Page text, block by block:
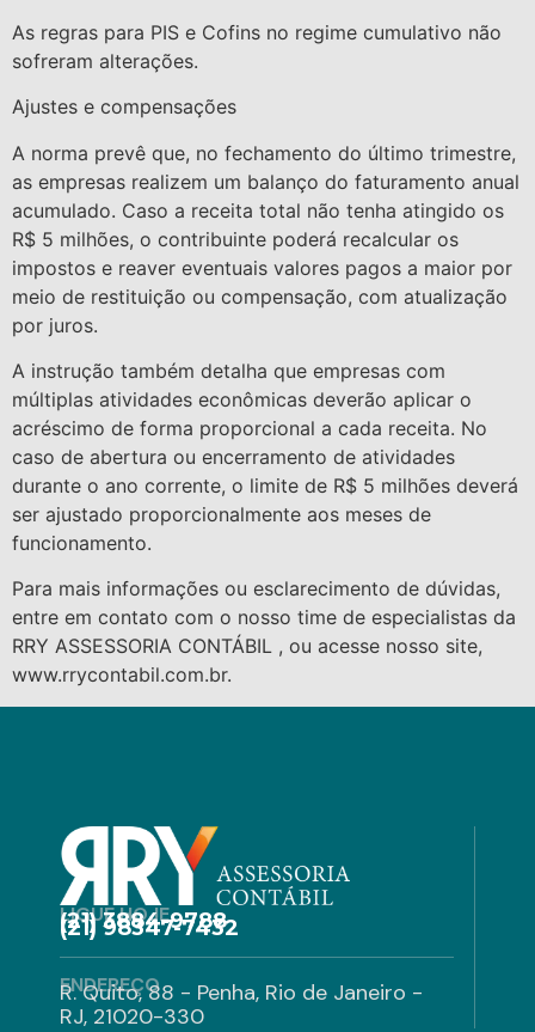
As regras para PIS e Cofins no regime cumulativo não
sofreram alterações.
Ajustes e compensações
A norma prevê que, no fechamento do último trimestre,
as empresas realizem um balanço do faturamento anual
acumulado. Caso a receita total não tenha atingido os
R$ 5 milhões, o contribuinte poderá recalcular os
impostos e reaver eventuais valores pagos a maior por
meio de restituição ou compensação, com atualização
por juros.
A instrução também detalha que empresas com
múltiplas atividades econômicas deverão aplicar o
acréscimo de forma proporcional a cada receita. No
caso de abertura ou encerramento de atividades
durante o ano corrente, o limite de R$ 5 milhões deverá
ser ajustado proporcionalmente aos meses de
funcionamento.
Para mais informações ou esclarecimento de dúvidas,
entre em contato com o nosso time de especialistas da
RRY ASSESSORIA CONTÁBIL , ou acesse nosso site,
www.rrycontabil.com.br.
LIGUE HOJE
(21) 3884-9788
(21) 98347-7432
ENDEREÇO
R. Quito, 88 - Penha, Rio de Janeiro -
RJ, 21020-330